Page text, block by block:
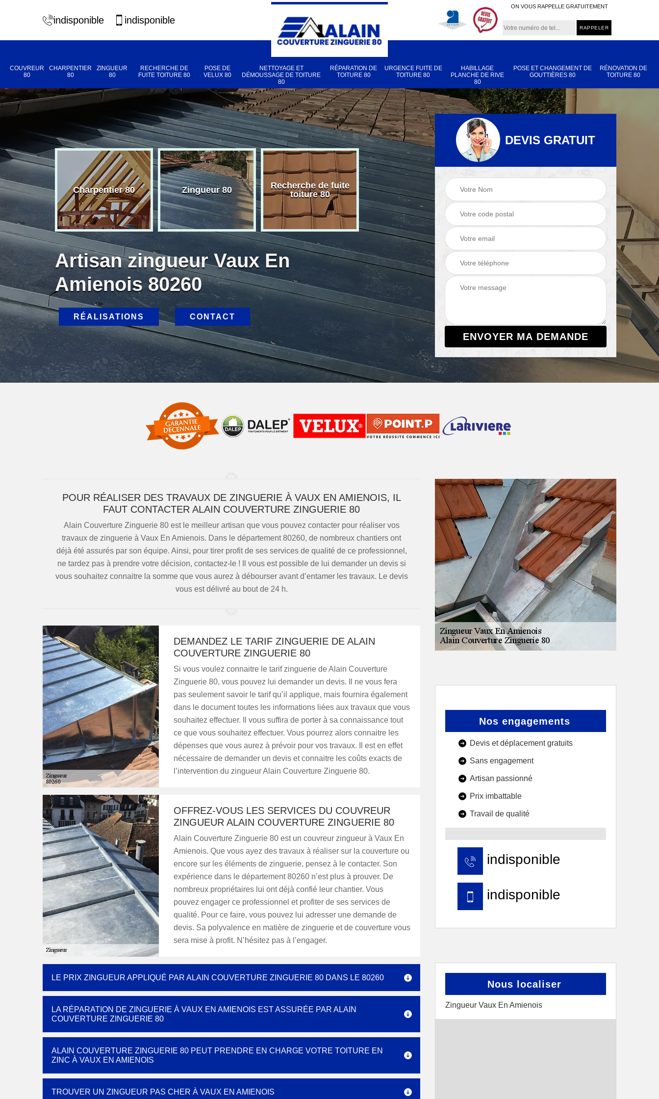
indisponible indisponible
ON VOUS RAPPELLE GRATUITEMENT
COUVREUR
80
CHARPENTIER
80
ZINGUEUR
80
RECHERCHE DE
FUITE TOITURE 80
POSE DE
VELUX 80
NETTOYAGE ET
DÉMOUSSAGE DE TOITURE
80
RÉPARATION DE
TOITURE 80
URGENCE FUITE DE
TOITURE 80
HABILLAGE
PLANCHE DE RIVE
80
POSE ET CHANGEMENT DE
GOUTTIÈRES 80
RÉNOVATION DE
TOITURE 80
80 Charpentier 80 Zingueur 80
Recherche de fuite
toiture 80
Pose de velux 80
Nettoyage et
démoussage de
toiture 80
Réparation de
toiture 80
Artisan zingueur Vaux En
Amienois 80260
RÉALISATIONS CONTACT
DEVIS GRATUIT
POUR RÉALISER DES TRAVAUX DE ZINGUERIE À VAUX EN AMIENOIS, IL
FAUT CONTACTER ALAIN COUVERTURE ZINGUERIE 80
Alain Couverture Zinguerie 80 est le meilleur artisan que vous pouvez contacter pour réaliser vos
travaux de zinguerie à Vaux En Amienois. Dans le département 80260, de nombreux chantiers ont
déjà été assurés par son équipe. Ainsi, pour tirer profit de ses services de qualité de ce professionnel,
ne tardez pas à prendre votre décision, contactez-le ! Il vous est possible de lui demander un devis si
vous souhaitez connaitre la somme que vous aurez à débourser avant d’entamer les travaux. Le devis
vous est délivré au bout de 24 h.
DEMANDEZ LE TARIF ZINGUERIE DE ALAIN
COUVERTURE ZINGUERIE 80
Si vous voulez connaitre le tarif zinguerie de Alain Couverture
Zinguerie 80, vous pouvez lui demander un devis. Il ne vous fera
pas seulement savoir le tarif qu’il applique, mais fournira également
dans le document toutes les informations liées aux travaux que vous
souhaitez effectuer. Il vous suffira de porter à sa connaissance tout
ce que vous souhaitez effectuer. Vous pourrez alors connaitre les
dépenses que vous aurez à prévoir pour vos travaux. Il est en effet
nécessaire de demander un devis et connaitre les coûts exacts de
l’intervention du zingueur Alain Couverture Zinguerie 80.
OFFREZ-VOUS LES SERVICES DU COUVREUR
ZINGUEUR ALAIN COUVERTURE ZINGUERIE 80
Alain Couverture Zinguerie 80 est un couvreur zingueur à Vaux En
Amienois. Que vous ayez des travaux à réaliser sur la couverture ou
encore sur les éléments de zinguerie, pensez à le contacter. Son
expérience dans le département 80260 n’est plus à prouver. De
nombreux propriétaires lui ont déjà confié leur chantier. Vous
pouvez engager ce professionnel et profiter de ses services de
qualité. Pour ce faire, vous pouvez lui adresser une demande de
devis. Sa polyvalence en matière de zinguerie et de couverture vous
sera mise à profit. N’hésitez pas à l’engager.
LE PRIX ZINGUEUR APPLIQUÉ PAR ALAIN COUVERTURE ZINGUERIE 80 DANS LE 80260
LA RÉPARATION DE ZINGUERIE À VAUX EN AMIENOIS EST ASSURÉE PAR ALAIN
COUVERTURE ZINGUERIE 80
ALAIN COUVERTURE ZINGUERIE 80 PEUT PRENDRE EN CHARGE VOTRE TOITURE EN
ZINC À VAUX EN AMIENOIS
TROUVER UN ZINGUEUR PAS CHER À VAUX EN AMIENOIS
Nos engagements
Devis et déplacement gratuits
Sans engagement
Artisan passionné
Prix imbattable
Travail de qualité
indisponible
indisponible
Nous localiser
Zingueur Vaux En Amienois